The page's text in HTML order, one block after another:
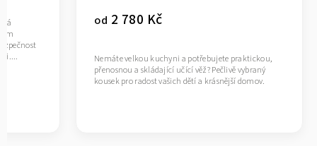
od 2 780 Kč
Nemáte velkou kuchyni a potřebujete praktickou,
přenosnou a skládající učící věž? Pečlivě vybraný
kousek pro radost vašich dětí a krásnější domov.